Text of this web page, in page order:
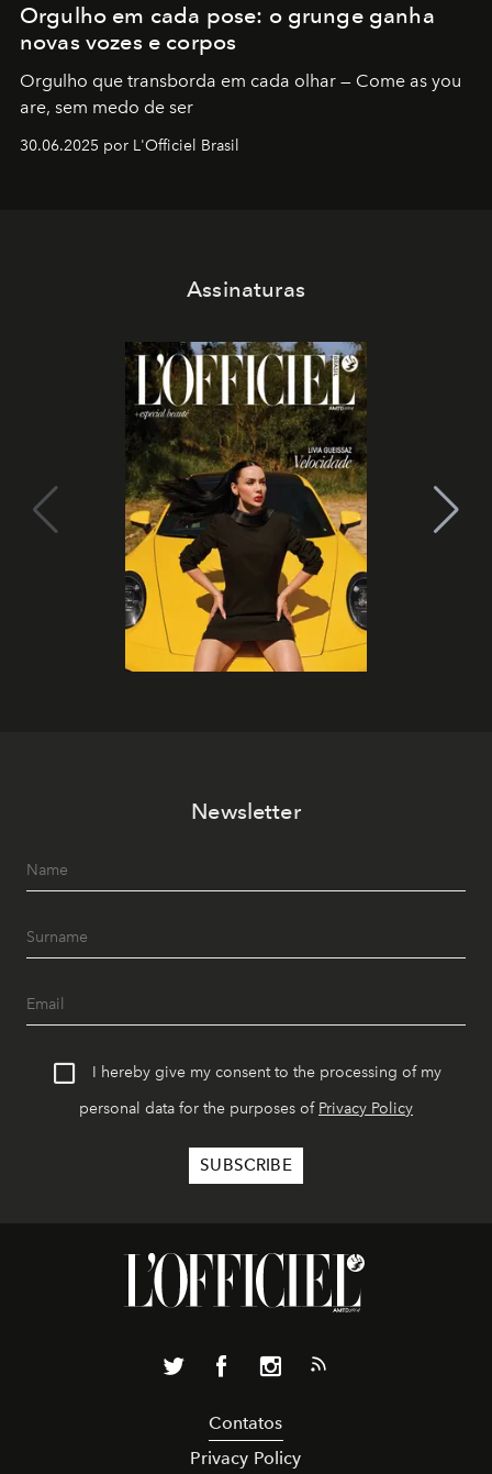
Orgulho em cada pose: o grunge ganha
novas vozes e corpos
Orgulho que transborda em cada olhar — Come as you
are, sem medo de ser
30.06.2025 por L'Officiel Brasil
Assinaturas
Newsletter
I hereby give my consent to the processing of my
personal data for the purposes of Privacy Policy
Contatos
Privacy Policy